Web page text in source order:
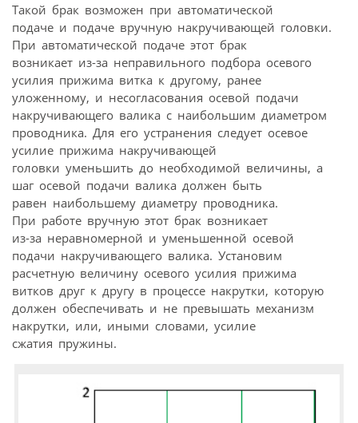
Такой брак возможен при автоматической
подаче и подаче вручную накручивающей головки.
При автоматической подаче этот брак
возникает из-за неправильного подбора осевого
усилия прижима витка к другому, ранее
уложенному, и несогласования осевой подачи
накручивающего валика с наибольшим диаметром
проводника. Для его устранения следует осевое
усилие прижима накручивающей
головки уменьшить до необходимой величины, а
шаг осевой подачи валика должен быть
равен наибольшему диаметру проводника.
При работе вручную этот брак возникает
из-за неравномерной и уменьшенной осевой
подачи накручивающего валика. Установим
расчетную величину осевого усилия прижима
витков друг к другу в процессе накрутки, которую
должен обеспечивать и не превышать механизм
накрутки, или, иными словами, усилие
сжатия пружины.